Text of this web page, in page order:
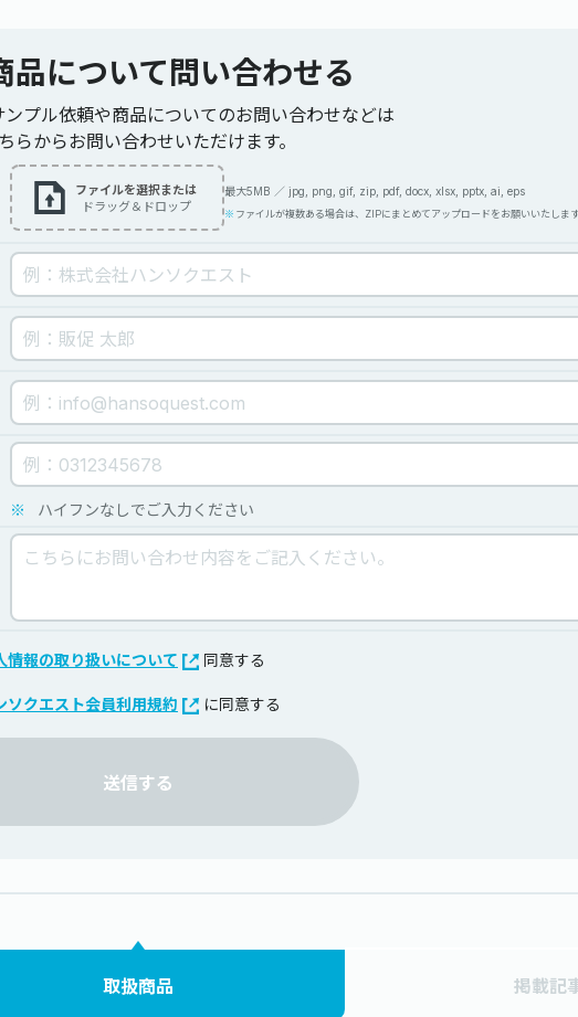
品について 問い合わせる
プル依頼や商品についてのお問い合わせなどは
らからお問い合わせいただけます。
ファイルを選択または
ドラッグ＆ドロップ
最大5MB ／ jpg, png, gif, zip, pdf, docx, xlsx, pptx, ai, eps
ファイルが複数ある場合は、ZIPにまとめてアップロードをお願いいたします
※ ハイフンなしでご入力ください
情報の取り扱いについて 同意する
ソクエスト会員利用規約 に同意する
送信する
取扱商品 掲載記